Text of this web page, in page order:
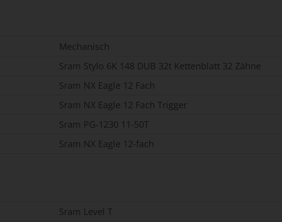
Mechanisch
Sram Stylo 6K 148 DUB 32t Kettenblatt 32 Zähne
Sram NX Eagle 12 Fach
Sram NX Eagle 12 Fach Trigger
Sram PG-1230 11-50T
Sram NX Eagle 12-fach
Sram Level T